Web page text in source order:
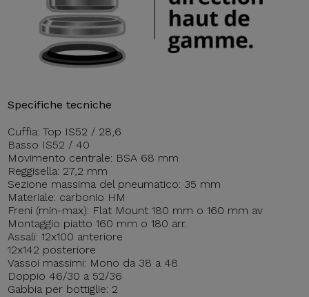
Specifiche tecniche
Cuffia: Top IS52 / 28,6
Basso IS52 / 40
Movimento centrale: BSA 68 mm
Reggisella: 27,2 mm
Sezione massima del pneumatico: 35 mm
Materiale: carbonio HM
Freni (min-max): Flat Mount 180 mm o 160 mm av
Montaggio piatto 160 mm o 180 arr.
Assali: 12x100 anteriore
12x142 posteriore
Vassoi massimi: Mono da 38 a 48
Doppio 46/30 a 52/36
Gabbia per bottiglie: 2